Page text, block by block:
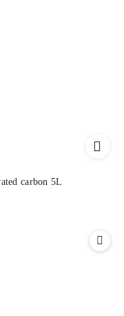
carbon 5L